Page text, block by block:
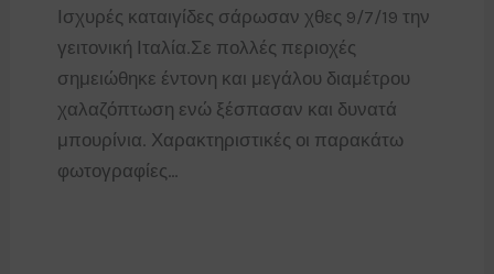
Ισχυρές καταιγίδες σάρωσαν χθες 9/7/19 την
γειτονική Ιταλία.Σε πολλές περιοχές
σημειώθηκε έντονη και μεγάλου διαμέτρου
χαλαζόπτωση ενώ ξέσπασαν και δυνατά
μπουρίνια. Χαρακτηριστικές οι παρακάτω
φωτογραφίες…